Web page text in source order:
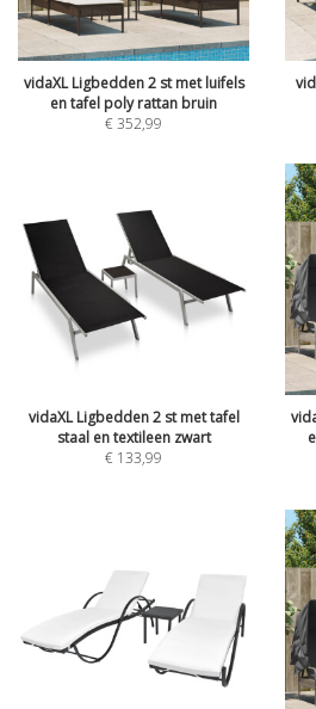
vidaXL Ligbedden 2 st met luifels
en tafel poly rattan bruin
€352,99
vidaXL Ligbedden 2 st met tafel
staal en textileen zwart
€ 133,99